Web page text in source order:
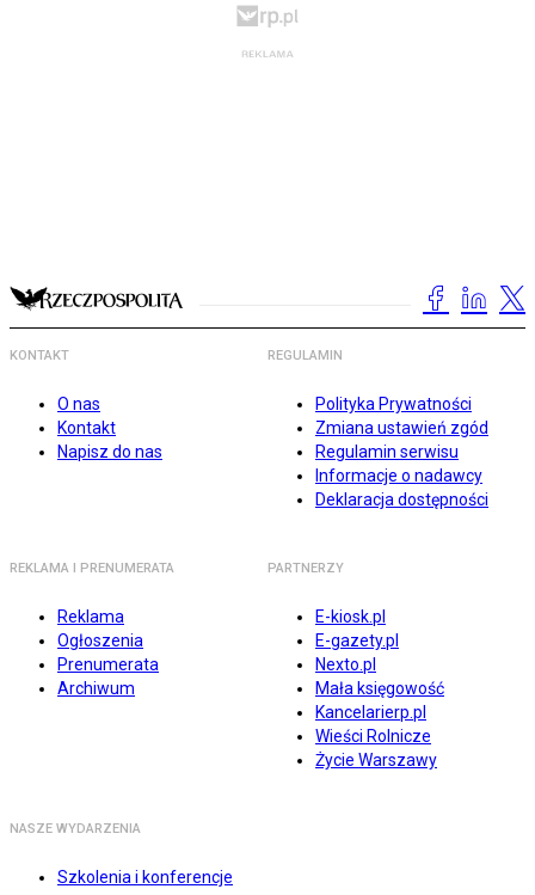
KONTAKT
O nas
Kontakt
Napisz do nas
REGULAMIN
Polityka Prywatności
Zmiana ustawień zgód
Regulamin serwisu
Informacje o nadawcy
Deklaracja dostępności
REKLAMA I PRENUMERATA
Reklama
Ogłoszenia
Prenumerata
Archiwum
PARTNERZY
E-kiosk.pl
E-gazety.pl
Nexto.pl
Mała księgowość
Kancelarierp.pl
Wieści Rolnicze
Życie Warszawy
NASZE WYDARZENIA
Szkolenia i konferencje